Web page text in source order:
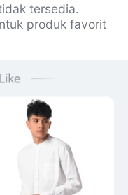
tersedia.
produk favorit